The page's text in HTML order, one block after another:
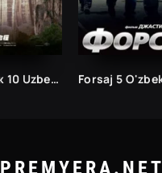
Forsaj 10 Форсаж 10 Uzbek tilida (2023) 720p 1080p Full HD Premyera Tarjima kino
PREMYERA.NET